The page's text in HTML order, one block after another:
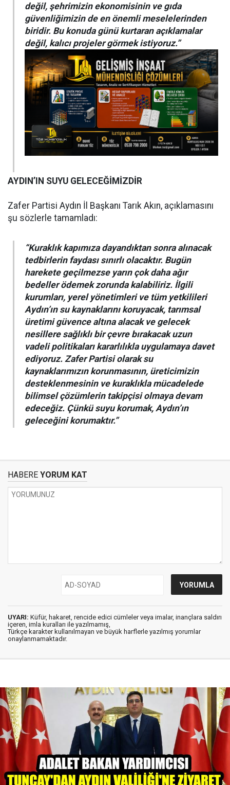
değil, şehrimizin ekonomisinin ve gıda
güvenliğimizin de en önemli meselelerinden
biridir. Bu konuda günü kurtaran açıklamalar
değil, kalıcı projeler görmek istiyoruz.”
AYDIN’IN SUYU GELECEĞİMİZDİR
Zafer Partisi Aydın İl Başkanı Tarık Akın, açıklamasını
şu sözlerle tamamladı:
“Kuraklık kapımıza dayandıktan sonra alınacak
tedbirlerin faydası sınırlı olacaktır. Bugün
harekete geçilmezse yarın çok daha ağır
bedeller ödemek zorunda kalabiliriz. İlgili
kurumları, yerel yönetimleri ve tüm yetkilileri
Aydın’ın su kaynaklarını koruyacak, tarımsal
üretimi güvence altına alacak ve gelecek
nesillere sağlıklı bir çevre bırakacak uzun
vadeli politikaları kararlılıkla uygulamaya davet
ediyoruz. Zafer Partisi olarak su
kaynaklarımızın korunmasının, üreticimizin
desteklenmesinin ve kuraklıkla mücadelede
bilimsel çözümlerin takipçisi olmaya devam
edeceğiz. Çünkü suyu korumak, Aydın’ın
geleceğini korumaktır.”
HABERE YORUM KAT
UYARI: Küfür, hakaret, rencide edici cümleler veya imalar, inançlara saldırı
içeren, imla kuralları ile yazılmamış,
Türkçe karakter kullanılmayan ve büyük harflerle yazılmış yorumlar
onaylanmamaktadır.